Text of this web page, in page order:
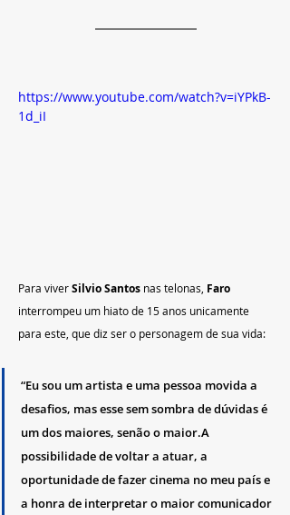
https://www.youtube.com/watch?v=iYPkB-
1d_iI
Para viver Silvio Santos nas telonas, Faro
interrompeu um hiato de 15 anos unicamente
para este, que diz ser o personagem de sua vida:
“Eu sou um artista e uma pessoa movida a
desafios, mas esse sem sombra de dúvidas é
um dos maiores, senão o maior.A
possibilidade de voltar a atuar, a
oportunidade de fazer cinema no meu país e
a honra de interpretar o maior comunicador